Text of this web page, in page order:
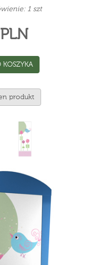
1 szt
produkt